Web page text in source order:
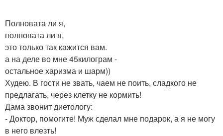
Полновата ли я,
полновата ли я,
это только так кажится вам.
а на деле во мне 45килограм -
остальное харизма и шарм))
Худею. В гости не звать, чаем не поить, сладкого не
предлагать, через клетку не кормить!
Дама звонит диетологу:
- Доктор, помогите! Муж сделал мне подарок, а я не могу
в него влезть!